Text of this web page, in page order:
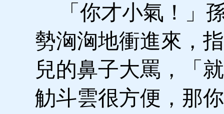
「你才小氣！」
勢洶洶地衝進來，
兒的鼻子大罵，「
觔斗雲很方便，那